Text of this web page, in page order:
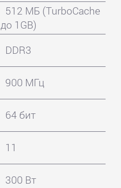
512 МБ (TurboCache
до 1GB)
DDR3
900 МГц
64 бит
11
300 Вт